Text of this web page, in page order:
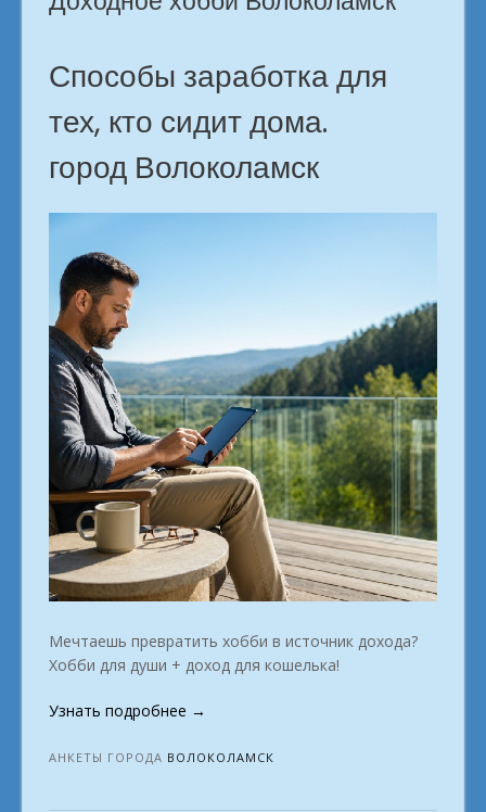
Способы заработка для
тех, кто сидит дома.
город Волоколамск
Мечтаешь превратить хобби в источник дохода?
Хобби для души + доход для кошелька!
Узнать подробнее «Доходное
Волоколамск»
→
АНКЕТЫ ГОРОДА ВОЛОКОЛАМСК